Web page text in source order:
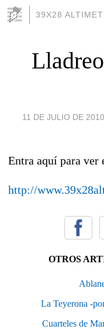
39X28
11 DE JULIO DE
Entra aquí para ver
http://
OTROS
La Teyerona -
Cuarteles de